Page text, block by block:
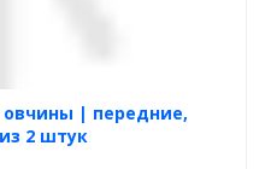
| передние,
2 штук